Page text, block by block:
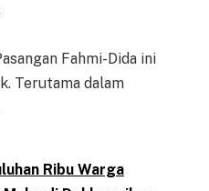
Fahmi-Dida ini
Terutama dalam
Ribu Warga